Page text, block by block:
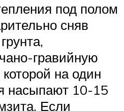
под полом
сняв
гравийную
на один
насыпают 10-15
Если